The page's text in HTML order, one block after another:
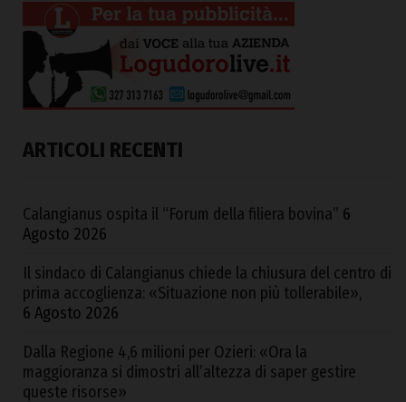
ARTICOLI RECENTI
Calangianus ospita il “Forum della filiera bovina” 6
Agosto 2026
Il sindaco di Calangianus chiede la chiusura del centro di
prima accoglienza: «Situazione non più tollerabile»,
6 Agosto 2026
Dalla Regione 4,6 milioni per Ozieri: «Ora la
maggioranza si dimostri all’altezza di saper gestire
queste risorse»